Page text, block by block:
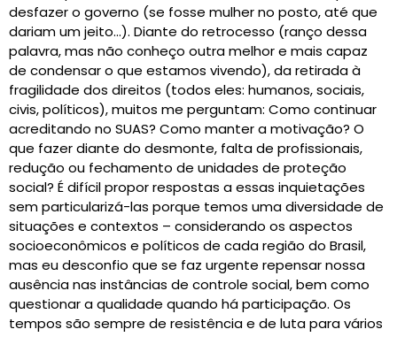
desfazer o governo (se fosse mulher no posto, até que
dariam um jeito…). Diante do retrocesso (ranço dessa
palavra, mas não conheço outra melhor e mais capaz
de condensar o que estamos vivendo), da retirada à
fragilidade dos direitos (todos eles: humanos, sociais,
civis, políticos), muitos me perguntam: Como continuar
acreditando no SUAS? Como manter a motivação? O
que fazer diante do desmonte, falta de profissionais,
redução ou fechamento de unidades de proteção
social? É difícil propor respostas a essas inquietações
sem particularizá-las porque temos uma diversidade de
situações e contextos – considerando os aspectos
socioeconômicos e políticos de cada região do Brasil,
mas eu desconfio que se faz urgente repensar nossa
ausência nas instâncias de controle social, bem como
questionar a qualidade quando há participação. Os
tempos são sempre de resistência e de luta para vários